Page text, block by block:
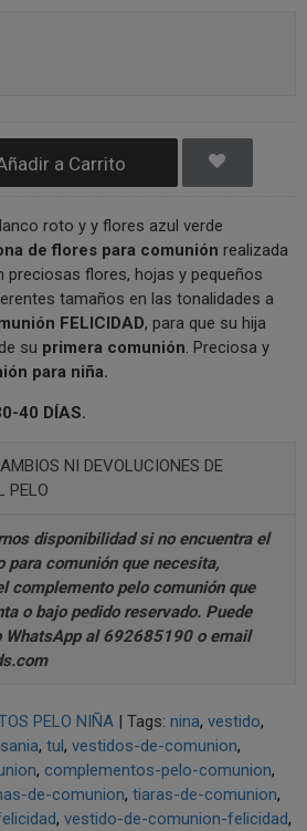
a Carrito
roto y y flores azul verde
de flores para comunión realizada
preciosas flores, hojas y pequeños
tamaños en las tonalidades a
FELICIDAD, para que su hija
su primera comunión. Preciosa y
para niña.
40 DÍAS.
NI DEVOLUCIONES DE
PELO
disponibilidad si no encuentra el
para comunión que necesita,
complemento pelo comunión que
o bajo pedido reservado. Puede
WhatsApp al 692685190o email
PELO NIÑA | Tags: nina vestido
tul vestidos-de-comunion
complementos-pelo-comunion
de-comunion tiaras-de-comunion
vestido-de-comunion-felicidad